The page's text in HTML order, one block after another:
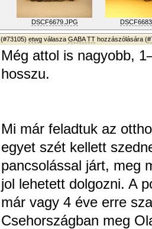
DSCF6679.JPG
(#73105) etwg válasza GABA TT hozzászólására (
Még attol is nagyobb,
hosszu.
Mi már feladtuk az
egyet szét kellett
pancsolással járt, meg
jol lehetett dolgozni. A
már vagy 4 éve erre
Csehországban meg